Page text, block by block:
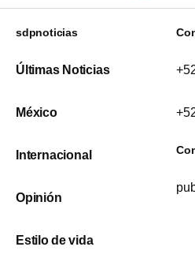
sdpnoticias
Últimas Noticias
México
Internacional
Opinión
Estilo de vida